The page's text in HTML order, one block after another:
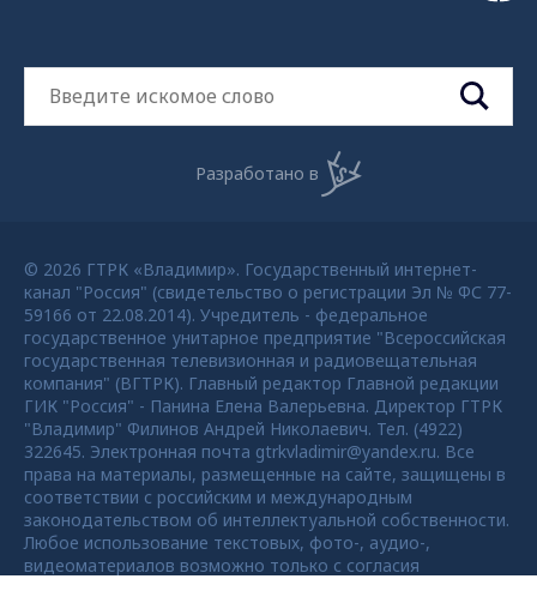
Разработано в
© 2026 ГТРК «Владимир». Государственный интернет-
канал "Россия" (свидетельство о регистрации Эл № ФС 77-
59166 от 22.08.2014). Учредитель - федеральное
государственное унитарное предприятие "Всероссийская
государственная телевизионная и радиовещательная
компания" (ВГТРК). Главный редактор Главной редакции
ГИК "Россия" - Панина Елена Валерьевна. Директор ГТРК
"Владимир" Филинов Андрей Николаевич. Тел. (4922)
322645. Электронная почта gtrkvladimir@yandex.ru. Все
права на материалы, размещенные на сайте, защищены в
соответствии с российским и международным
законодательством об интеллектуальной собственности.
Любое использование текстовых, фото-, аудио-,
видеоматериалов возможно только с согласия